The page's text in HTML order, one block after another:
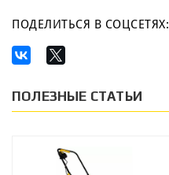
ПОДЕЛИТЬСЯ В СОЦСЕТЯХ:
ПОЛЕЗНЫЕ СТАТЬИ